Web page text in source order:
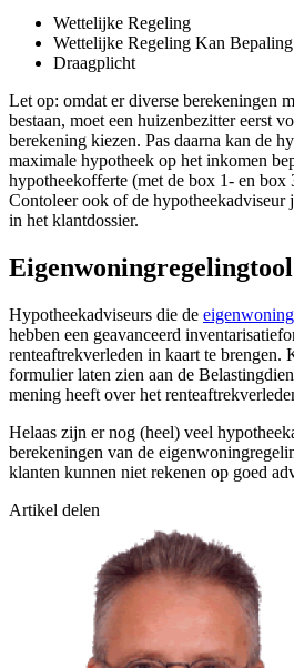
Wettelijke Regeling
Wettelijke Regeling Kan Bepaling
Draagplicht
Let op: omdat er diverse berekeningen
bestaan, moet een huizenbezitter eerst
berekening kiezen. Pas daarna kan de
maximale hypotheek op het inkomen
hypotheekofferte (met de box 1- en box
Contoleer ook of de hypotheekadviseur
in het klantdossier.
Eigenwoningregelingtool
Hypotheekadviseurs die de
hebben een geavanceerd
renteaftrekverleden in kaart te brengen.
formulier laten zien aan de
mening heeft over het
Helaas zijn er nog (heel) veel
berekeningen van de
klanten kunnen niet rekenen op goed
Artikel delen